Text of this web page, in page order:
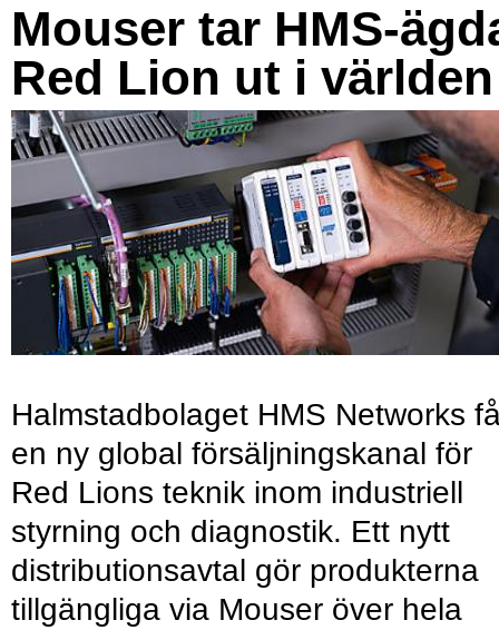
Mouser tar HMS-
Red Lion ut i världen
Halmstadbolaget HMS Networks
en ny global försäljningskanal för
Red Lions teknik inom industriell
styrning och diagnostik. Ett nytt
distributionsavtal gör produkterna
tillgängliga via Mouser över hela